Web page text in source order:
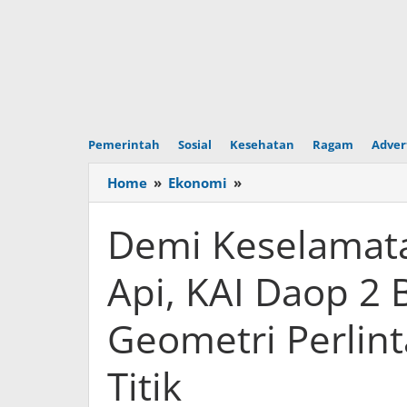
Pemerintah Sosial Kesehatan Ragam
Home » Ekonomi »
Keselamatan
Kereta
Api,
KAI
Daop
Bandung
Demi
Api, KAI Daop 2
Geometri
Titik